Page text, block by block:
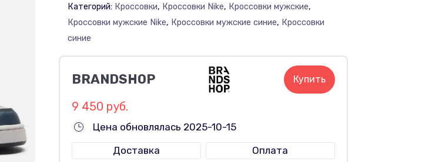
Категорий: Кроссовки, Кроссовки Nike, Кроссовки мужские,
Кроссовки мужские Nike, Кроссовки мужские синие, Кроссовки
синие
BRANDSHOP Купить
9 450 руб.
Цена обновлялась 2025-10-15
Доставка
Оплата